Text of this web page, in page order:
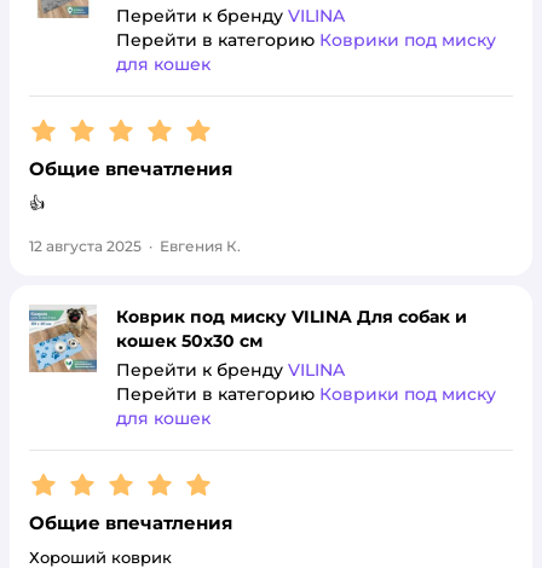
Перейти к бренду VILINA
Перейти в категорию Коврики под миску
для кошек
Рейтинг:5
Общие впечатления
👍
12 августа 2025 · Евгения К.
Коврик под миску VILINA Для собак и
кошек 50х30 см
Перейти к бренду VILINA
Перейти в категорию Коврики под миску
для кошек
Рейтинг:5
Общие впечатления
Хороший коврик